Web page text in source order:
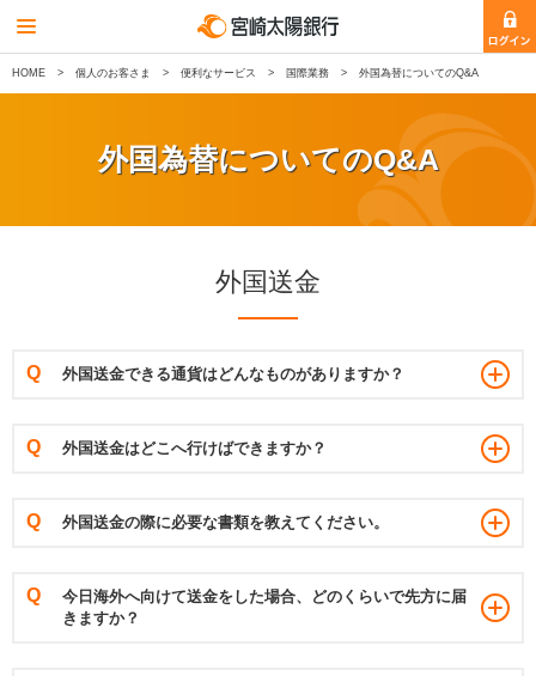
HOME 個人のお客さま 便利なサービス 国際業務 外国為替についてのQ&A
外国為替についてのQ&A
外国送金
外国送金できる通貨はどんなものがありますか？
外国送金はどこへ行けばできますか？
外国送金の際に必要な書類を教えてください。
今日海外へ向けて送金をした場合、どのくらいで先方に届
きますか？